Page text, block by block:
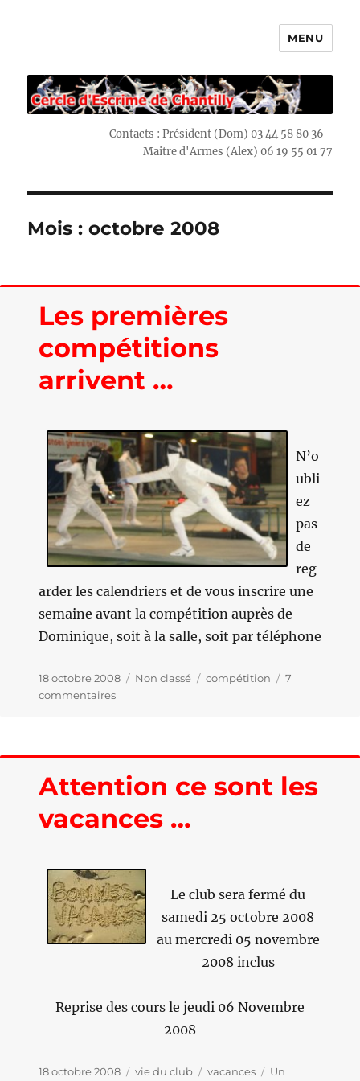
MENU
Contacts : Président (Dom) 03 44 58 80 36 -
Maitre d'Armes (Alex) 06 19 55 01 77
Mois : octobre 2008
Les premières
compétitions
arrivent …
N’o
ubli
ez
pas
de
reg
arder les calendriers et de vous inscrire une
semaine avant la compétition auprès de
Dominique, soit à la salle, soit par téléphone
Publié
le
18 octobre 2008 Catégories
Non classé Étiquettes
compétition
7
commentairessur
…
Attention ce sont les
vacances …
Le club sera fermé du
samedi 25 octobre 2008
au mercredi 05 novembre
2008 inclus
Reprise des cours le jeudi 06 Novembre
2008
Publié
18 octobre 2008 Catégories
vie du club Étiquettes
vacances
Un